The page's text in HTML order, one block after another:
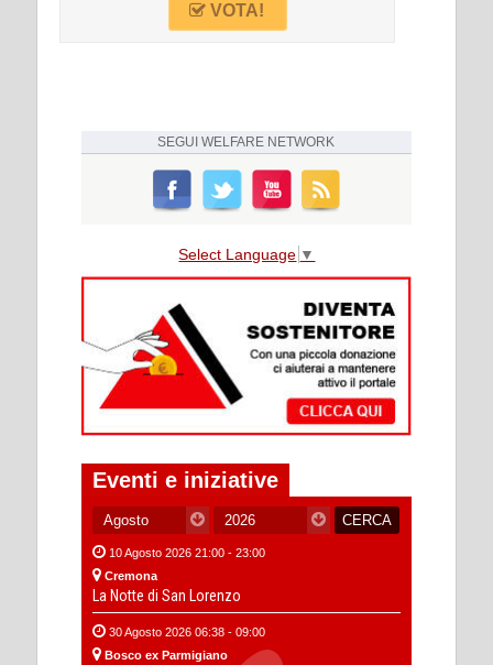
VOTA!
SEGUIWELFARE NETWORK
Select Language ▼
Eventi e iniziative
10 Agosto 2026 21:00 - 23:00
Cremona
La Notte di San Lorenzo
30 Agosto 2026 06:38 - 09:00
Bosco ex Parmigiano